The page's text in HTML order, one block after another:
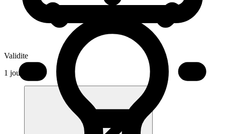
Validite
1 jours